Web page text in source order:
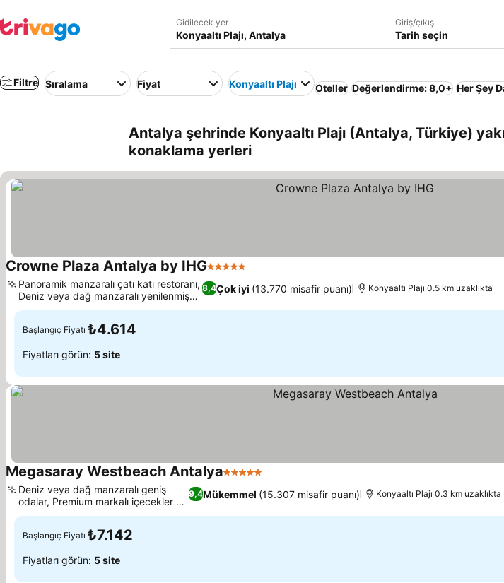
Gidilecek yer Giriş/çıkış
Tarih seçin
Filtre Sıralama Fiyat Konyaaltı Plajı Oteller Değerlendirme: 8,0+ Her Şey
Antalya şehrinde Konyaaltı Plajı (Antalya, Türkiye)
konaklama yerleri
Crowne Plaza Antalya by IHG5 Yıldız
8,4Çok iyi (13.770 misafir puanı)
Panoramik manzaralı çatı katı restoranı,
Deniz veya dağ manzaralı yenilenmiş
odalar
Konyaaltı Plajı 0.5 km uzaklıkta
Başlangıç Fiyatı ₺4.614
Fiyatları görün: 5 site
Megasaray Westbeach Antalya5 Yıldız
9,4Mükemmel (15.307 misafir puanı)
Deniz veya dağ manzaralı geniş
odalar, Premium markalı içecekler ve
kokteyller
Konyaaltı Plajı 0.3 km uzaklıkta
Başlangıç Fiyatı ₺7.142
Fiyatları görün: 5 site